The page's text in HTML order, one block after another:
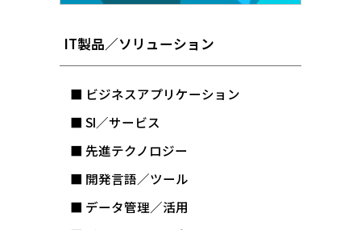
IT製品／ソリューション
■ ビジネスアプリケーション
■ SI／サービス
■ 先進テクノロジー
■ 開発言語／ツール
■ データ管理／活用